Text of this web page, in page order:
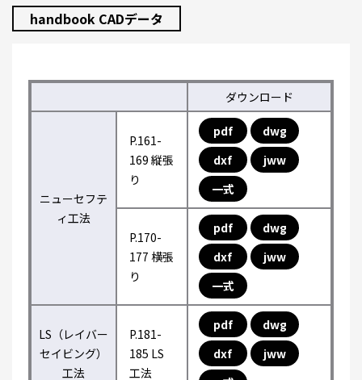
handbook CADデータ
ダウンロード
ニューセフテ
ィ工法
P.161-
169 縦張
り
pdf
dwg
dxf
jww
一式
P.170-
177 横張
り
pdf
dwg
dxf
jww
一式
LS（レイバー
セイビング）
工法
P.181-
185 LS
工法
pdf
dwg
dxf
jww